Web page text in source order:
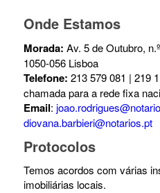
Onde Estamos
Morada: Av. 5 de Outubro,
1050-056 Lisboa
Telefone: 213 579 081 | 219
chamada para a rede fixa
Email:
diovana.barbieri@notarios.pt
Protocolos
Temos acordos com várias
imobiliárias locais.